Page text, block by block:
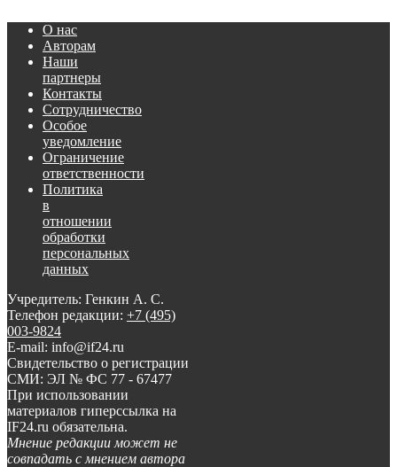
О нас
Авторам
Наши
партнеры
Контакты
Сотрудничество
Особое
уведомление
Ограничение
ответственности
Политика
в
отношении
обработки
персональных
данных
Учредитель: Генкин А. С.
Телефон редакции: +7 (495)
003-9824
E-mail: info@if24.ru
Свидетельство о регистрации
СМИ: ЭЛ № ФС 77 - 67477
При использовании
материалов гиперссылка на
IF24.ru обязательна.
Мнение редакции может не
совпадать с мнением автора